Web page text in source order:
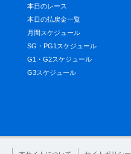
本日のレース
本日の払戻金一覧
月間スケジュール
SG・PG1スケジュール
G1・G2スケジュール
G3スケジュール